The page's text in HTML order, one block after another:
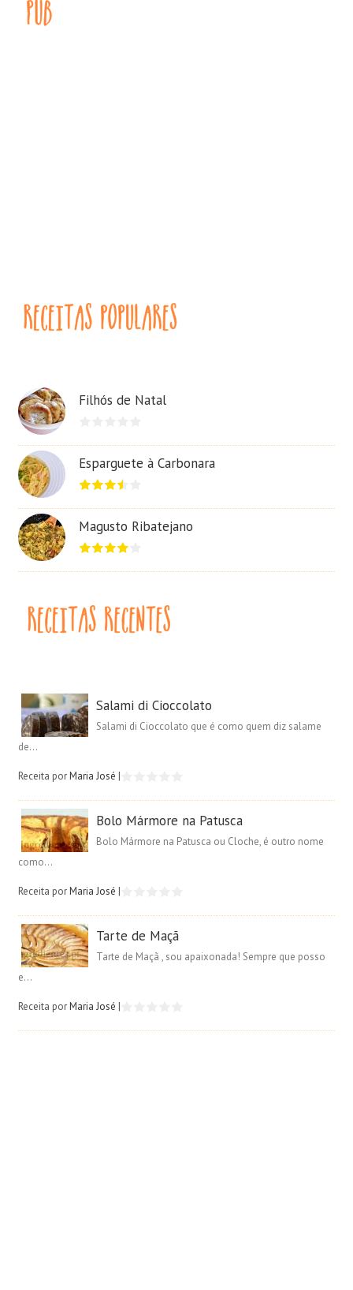
Filhós de Natal
Esparguete à Carbonara
Magusto Ribatejano
Salami di Cioccolato
Salami di Cioccolato que é como quem diz salame
de...
Receita porMaria José |
Bolo Mármore na Patusca
Bolo Mármore na Patusca ou Cloche, é outro nome
como...
Receita porMaria José |
Tarte de Maçã
Tarte de Maçã , sou apaixonada! Sempre que posso
e...
Receita porMaria José |